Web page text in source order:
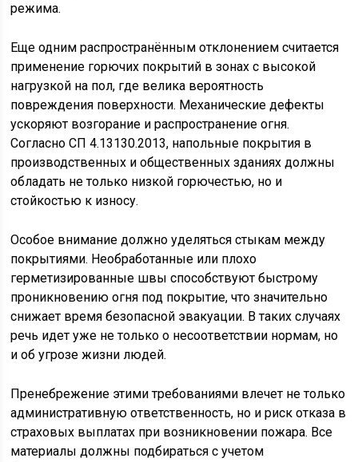
режима.
Еще одним распространённым отклонением считается
применение горючих покрытий в зонах с высокой
нагрузкой на пол, где велика вероятность
повреждения поверхности. Механические дефекты
ускоряют возгорание и распространение огня.
Согласно СП 4.13130.2013, напольные покрытия в
производственных и общественных зданиях должны
обладать не только низкой горючестью, но и
стойкостью к износу.
Особое внимание должно уделяться стыкам между
покрытиями. Необработанные или плохо
герметизированные швы способствуют быстрому
проникновению огня под покрытие, что значительно
снижает время безопасной эвакуации. В таких случаях
речь идет уже не только о несоответствии нормам, но
и об угрозе жизни людей.
Пренебрежение этими требованиями влечет не только
административную ответственность, но и риск отказа в
страховых выплатах при возникновении пожара. Все
материалы должны подбираться с учетом